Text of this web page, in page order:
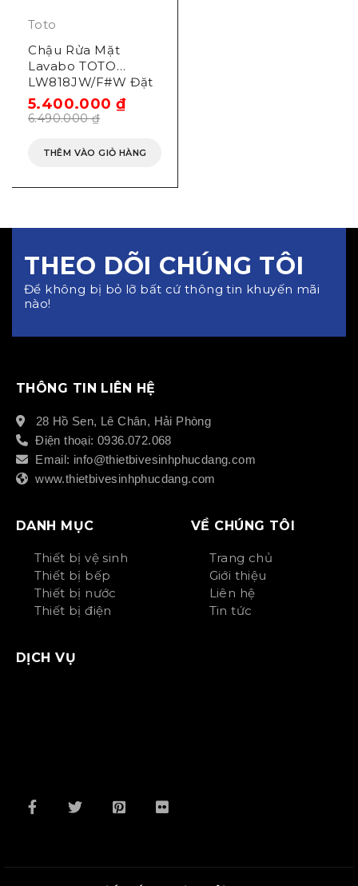
Toto
Chậu Rửa Mặt
Lavabo TOTO
LW818JW/F#W Đặt
Bàn
6.490.000₫
5.400.000₫
THÊM VÀO GIỎ HÀNG
THEO DÕI CHÚNG TÔI
Để không bị bỏ lỡ bất cứ thông tin khuyến mãi
nào!
THÔNG TIN LIÊN HỆ
28 Hồ Sen, Lê Chân, Hải Phòng
Điện thoại: 0936.072.068
Email: info@thietbivesinhphucdang.com
www.thietbivesinhphucdang.com
DANH MỤC
Thiết bị vệ sinh
Thiết bị bếp
Thiết bị nước
Thiết bị điện
VỀ CHÚNG TÔI
Trang chủ
Giới thiệu
Liên hệ
Tin tức
DỊCH VỤ